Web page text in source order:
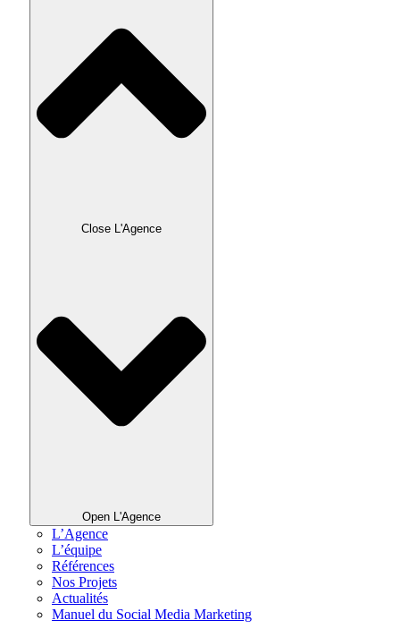
Close L'Agence
Open L'Agence
L’Agence
L’équipe
Références
Nos Projets
Actualités
Manuel du Social Media Marketing